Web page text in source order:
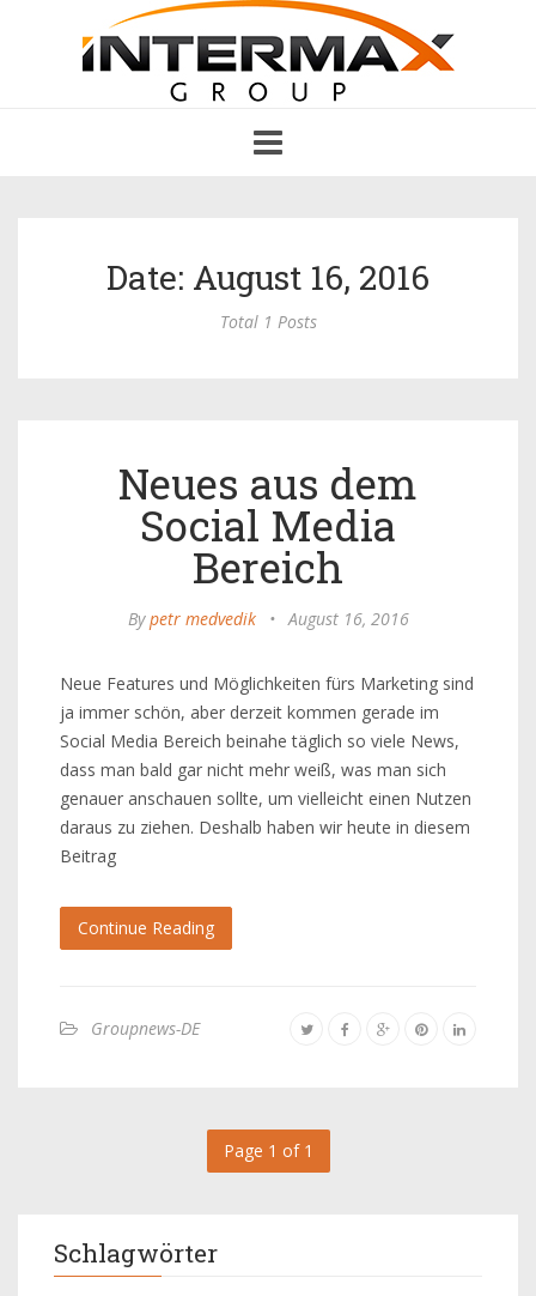
navigation
Date: August 16, 2016
Total 1 Posts
Neues aus dem
Social Media
Bereich
Bypetr medvedik • August 16, 2016
Neue Features und Möglichkeiten fürs Marketing sind
ja immer schön, aber derzeit kommen gerade im
Social Media Bereich beinahe täglich so viele News,
dass man bald gar nicht mehr weiß, was man sich
genauer anschauen sollte, um vielleicht einen Nutzen
daraus zu ziehen. Deshalb haben wir heute in diesem
Beitrag
Continue Reading
Groupnews-DE
Page 1 of 1
Schlagwörter